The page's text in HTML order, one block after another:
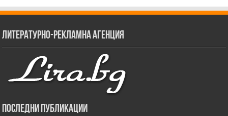
Литературно-рекламна агенция
Последни публикации